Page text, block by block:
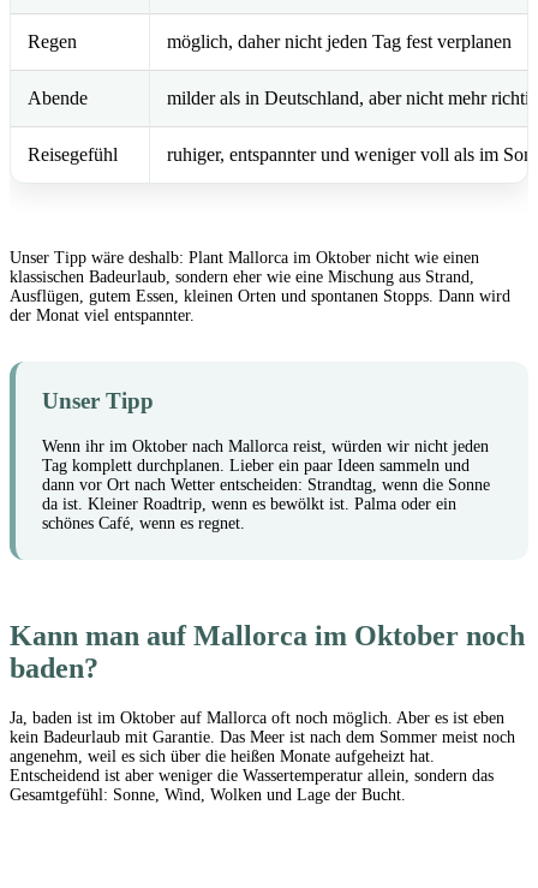
Regen möglich, daher nicht jeden Tag fest verplanen
Abende milder als in Deutschland, aber nicht mehr
Reisegefühl ruhiger, entspannter und weniger voll als im
Unser Tipp wäre deshalb: Plant Mallorca im Oktober nicht wie einen
klassischen Badeurlaub, sondern eher wie eine Mischung aus Strand,
Ausflügen, gutem Essen, kleinen Orten und spontanen Stopps. Dann wird
der Monat viel entspannter.
Unser Tipp
Wenn ihr im Oktober nach Mallorca reist, würden wir nicht jeden
Tag komplett durchplanen. Lieber ein paar Ideen sammeln und
dann vor Ort nach Wetter entscheiden: Strandtag, wenn die Sonne
da ist. Kleiner Roadtrip, wenn es bewölkt ist. Palma oder ein
schönes Café, wenn es regnet.
Kann man auf Mallorca im Oktober noch
baden?
Ja, baden ist im Oktober auf Mallorca oft noch möglich. Aber es ist eben
kein Badeurlaub mit Garantie. Das Meer ist nach dem Sommer meist noch
angenehm, weil es sich über die heißen Monate aufgeheizt hat.
Entscheidend ist aber weniger die Wassertemperatur allein, sondern das
Gesamtgefühl: Sonne, Wind, Wolken und Lage der Bucht.